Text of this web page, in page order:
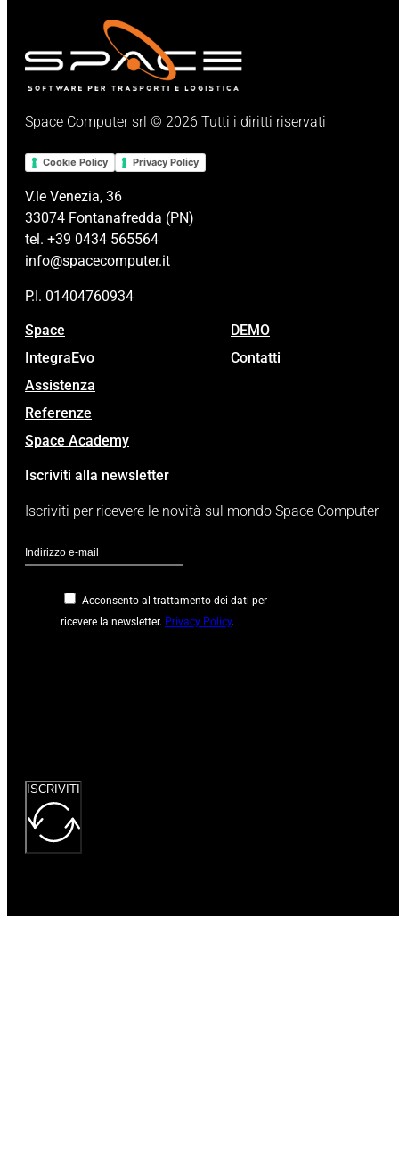
Space Computer srl © 2026 Tutti i diritti riservati
Cookie Policy Privacy Policy
V.le Venezia, 36
33074 Fontanafredda (PN)
tel. +39 0434 565564
info@spacecomputer.it
P.I. 01404760934
Space
IntegraEvo
Assistenza
Referenze
Space Academy
DEMO
Contatti
Iscriviti alla newsletter
Iscriviti per ricevere le novità sul mondo Space Computer
Acconsento al trattamento dei dati per
ricevere la newsletter. Privacy Policy.
ISCRIVITI